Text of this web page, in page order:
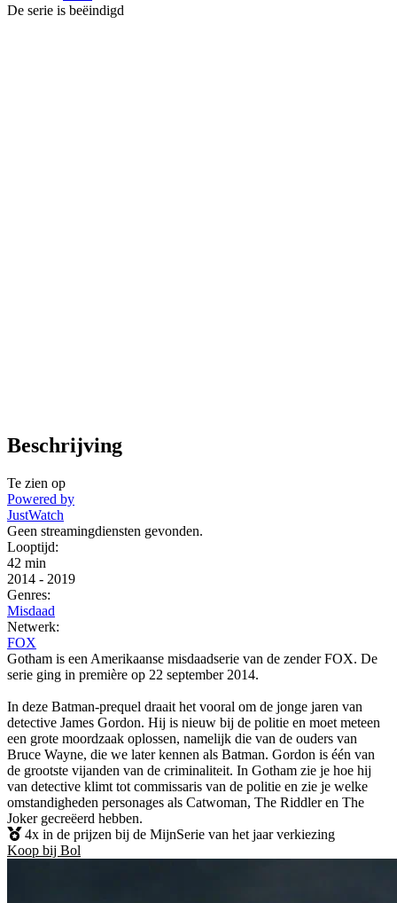
De serie is beëindigd
Beschrijving
Te zien op
Powered by
JustWatch
Geen streamingdiensten gevonden.
Looptijd:
42 min
2014 - 2019
Genres:
Misdaad
Netwerk:
FOX
Gotham is een Amerikaanse misdaadserie van de zender FOX. De
serie ging in première op 22 september 2014.
In deze Batman-prequel draait het vooral om de jonge jaren van
detective James Gordon. Hij is nieuw bij de politie en moet meteen
een grote moordzaak oplossen, namelijk die van de ouders van
Bruce Wayne, die we later kennen als Batman. Gordon is één van
de grootste vijanden van de criminaliteit. In Gotham zie je hoe hij
van detective klimt tot commissaris van de politie en zie je welke
omstandigheden personages als Catwoman, The Riddler en The
Joker gecreëerd hebben.
4x in de prijzen bij de MijnSerie van het jaar verkiezing
Koop bij Bol